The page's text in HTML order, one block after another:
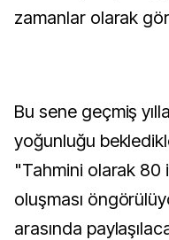
zamanlar olarak
Bu sene geçmiş
yoğunluğu
"Tahmini olarak 80
oluşması
arasında